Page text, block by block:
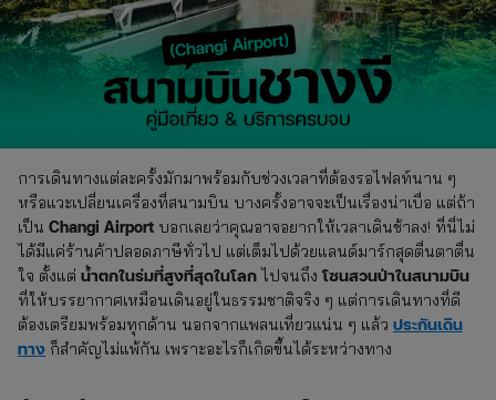
การเดินทางแต่ละครั้งมักมาพร้อมกับช่วงเวลาที่ต้องรอไฟลท์นาน ๆ
หรือแวะเปลี่ยนเครื่องที่สนามบิน บางครั้งอาจจะเป็นเรื่องน่าเบื่อ แต่ถ้า
เป็น Changi Airport บอกเลยว่าคุณอาจอยากให้เวลาเดินช้าลง! ที่นี่ไม่
ได้มีแค่ร้านค้าปลอดภาษีทั่วไป แต่เต็มไปด้วยแลนด์มาร์กสุดตื่นตาตื่น
ใจ ตั้งแต่ น้ำตกในร่มที่สูงที่สุดในโลก ไปจนถึง โซนสวนป่าในสนามบิน
ที่ให้บรรยากาศเหมือนเดินอยู่ในธรรมชาติจริง ๆ แต่การเดินทางที่ดี
ต้องเตรียมพร้อมทุกด้าน นอกจากแพลนเที่ยวแน่น ๆ แล้ว ประกันเดิน
ทาง ก็สำคัญไม่แพ้กัน เพราะอะไรก็เกิดขึ้นได้ระหว่างทาง